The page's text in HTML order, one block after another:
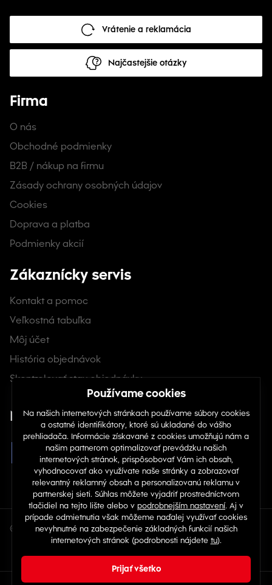
Vrátenie a reklamácia
Najčastejšie otázky
Firma
O nás
Obchodné podmienky
B2B / nákup na firmu
Zásady ochrany osobných údajov
Cookies
Doprava a platba
Podmienky akcií
Zákaznícky servis
Kontakt a pomoc
Veľkostná tabuľka
Môj účet
História objednávok
Skontrolovať stav objednávky
Nájdete nás na sociálnych sieťach
© Copyright 2026 TOP 1 IT Solutions, s.r.o.